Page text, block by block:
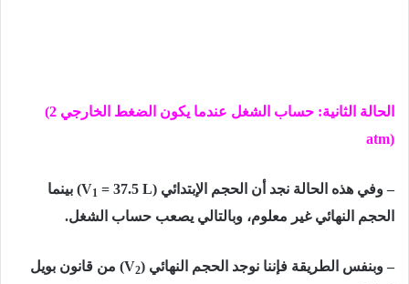
الحالة الثانية: حساب الشغل عندما یكون الضغط الخارجي (2
atm)
– وفي ھذه الحالة نجد أن الحجم الإبتدائي (V1 = 37.5 L)
بینما
الحجم النھائي غیر معلوم، وبالتالي یصعب حساب الشغل.
– وبنفس الطریقة فإننا نوجد الحجم النھائي (V2)
من قانون بویل